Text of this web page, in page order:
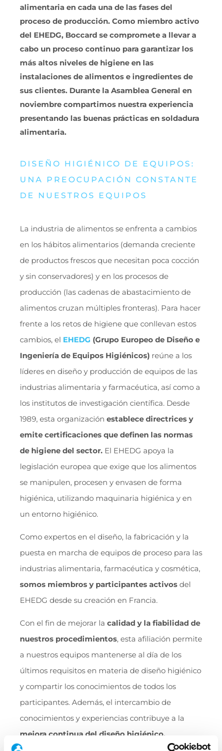
alimentaria en cada una de las fases del
proceso de producción. Como miembro activo
del EHEDG, Boccard se compromete a llevar a
cabo un proceso continuo para garantizar los
más altos niveles de higiene en las
instalaciones de alimentos e ingredientes de
sus clientes. Durante la Asamblea General en
noviembre compartimos nuestra experiencia
presentando las buenas prácticas en soldadura
alimentaria.
DISEÑO HIGIÉNICO DE EQUIPOS:
UNA PREOCUPACIÓN CONSTANTE
DE NUESTROS EQUIPOS
La industria de alimentos se enfrenta a cambios
en los hábitos alimentarios (demanda creciente
de productos frescos que necesitan poca cocción
y sin conservadores) y en los procesos de
producción (las cadenas de abastacimiento de
alimentos cruzan múltiples fronteras). Para hacer
frente a los retos de higiene que conllevan estos
cambios, el EHEDG (Grupo Europeo de Diseño e
Ingeniería de Equipos Higiénicos) reúne a los
líderes en diseño y producción de equipos de las
industrias alimentaria y farmacéutica, así como a
los institutos de investigación científica. Desde
1989, esta organización establece directrices y
emite certificaciones que definen las normas
de higiene del sector. El EHEDG apoya la
legislación europea que exige que los alimentos
se manipulen, procesen y envasen de forma
higiénica, utilizando maquinaria higiénica y en
un entorno higiénico.
Como expertos en el diseño, la fabricación y la
puesta en marcha de equipos de proceso para las
industrias alimentaria, farmacéutica y cosmética,
somos miembros y participantes activos del
EHEDG desde su creación en Francia.
Con el fin de mejorar la calidad y la fiabilidad de
nuestros procedimientos, esta afiliación permite
a nuestros equipos mantenerse al día de los
últimos requisitos en materia de diseño higiénico
y compartir los conocimientos de todos los
participantes. Además, el intercambio de
conocimientos y experiencias contribuye a la
mejora continua del diseño higiénico.